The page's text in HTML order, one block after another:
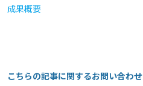
成果概要
こちらの記事に関するお問い合わせ